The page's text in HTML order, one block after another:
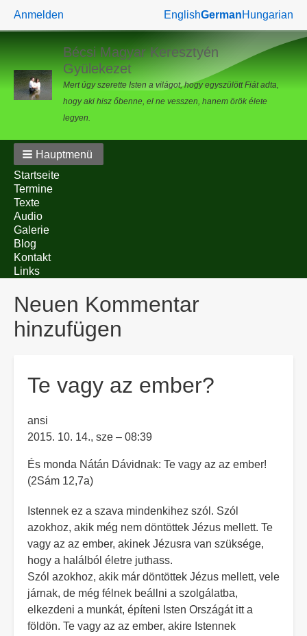
Benutzermenü
Anmelden EnglishGermanHungarian
Bécsi Magyar Keresztyén
Gyülekezet
Mert úgy szerette Isten a világot, hogy egyszülött Fiát adta,
hogy aki hisz őbenne, el ne vesszen, hanem örök élete
legyen.
Hauptmenü
Startseite
Termine
Texte
Audio
Galerie
Blog
Kontakt
Links
Neuen Kommentar
hinzufügen
Te vagy az ember?
ansi
2015. 10. 14., sze – 08:39
És monda Nátán Dávidnak: Te vagy az az ember!
(2Sám 12,7a)
Istennek ez a szava mindenkihez szól. Szól
azokhoz, akik még nem döntöttek Jézus mellett. Te
vagy az az ember, akinek Jézusra van szüksége,
hogy a halálból életre juthass.
Szól azokhoz, akik már döntöttek Jézus mellett, vele
járnak, de még félnek beállni a szolgálatba,
elkezdeni a munkát, építeni Isten Országát itt a
földön. Te vagy az az ember, akire Istennek